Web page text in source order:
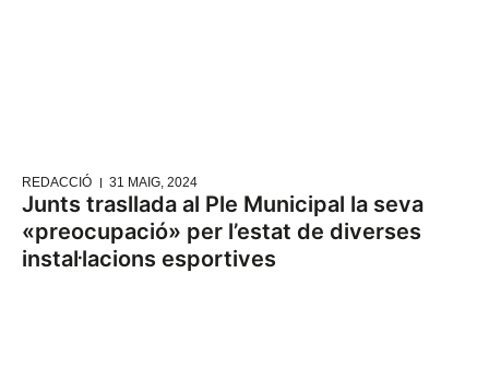
REDACCIÓ 31 MAIG, 2024
Junts trasllada al Ple Municipal la seva
«preocupació» per l’estat de diverses
instal·lacions esportives